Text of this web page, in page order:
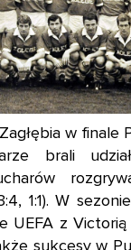
w finale
brali
1:1). W
UEFA z Victorią
sukcesy w